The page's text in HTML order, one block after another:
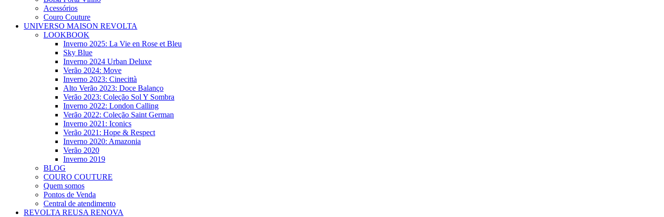
Acessórios
Couro Couture
UNIVERSO MAISON REVOLTA
LOOKBOOK
Inverno 2025: La Vie en Rose et Bleu
Sky Blue
Inverno 2024 Urban Deluxe
Verão 2024: Move
Inverno 2023: Cinecittà
Alto Verão 2023: Doce Balanço
Verão 2023: Coleção Sol Y Sombra
Inverno 2022: London Calling
Verão 2022: Coleção Saint German
Inverno 2021: Iconics
Verão 2021: Hope & Respect
Inverno 2020: Amazonia
Verão 2020
Inverno 2019
BLOG
COURO COUTURE
Quem somos
Pontos de Venda
Central de atendimento
REVOLTA REUSA RENOVA